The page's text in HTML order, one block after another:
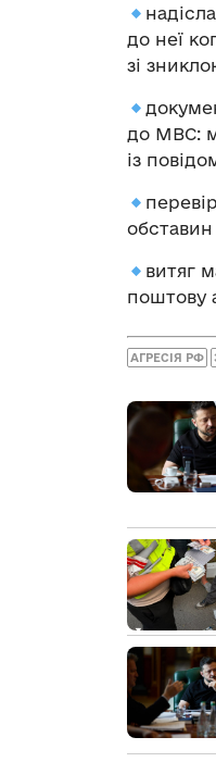
до неї
зі
до МВС:
із
витяг
поштову
АГРЕСІЯ РФ